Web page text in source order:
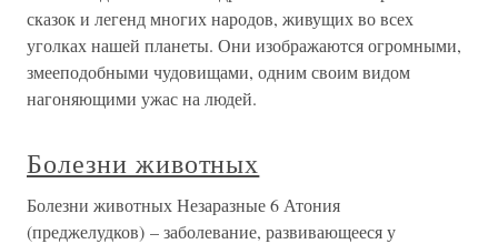
сказок и легенд многих народов, живущих во всех
уголках нашей планеты. Они изображаются огромными,
змееподобными чудовищами, одним своим видом
нагоняющими ужас на людей.
Болезни животных
Болезни животных Незаразные 6 Атония
(преджелудков) – заболевание, развивающееся у